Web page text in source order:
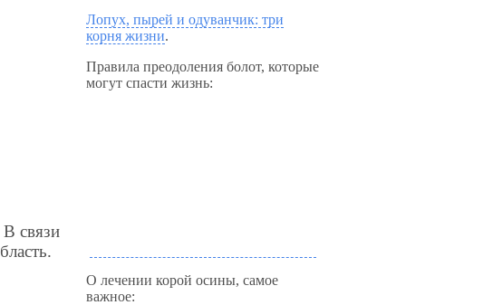
В связи
Лопух, пырей и одуванчик: три
корня жизни.
Правила преодоления болот, которые
могут спасти жизнь:
О лечении корой осины, самое
важное: